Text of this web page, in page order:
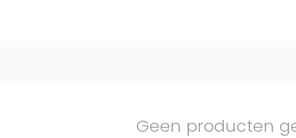
Geen producten